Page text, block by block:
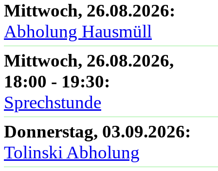
Mittwoch, 26.08.2026:
Abholung Hausmüll
Mittwoch, 26.08.2026,
18:00 - 19:30:
Sprechstunde
Donnerstag, 03.09.2026:
Tolinski Abholung